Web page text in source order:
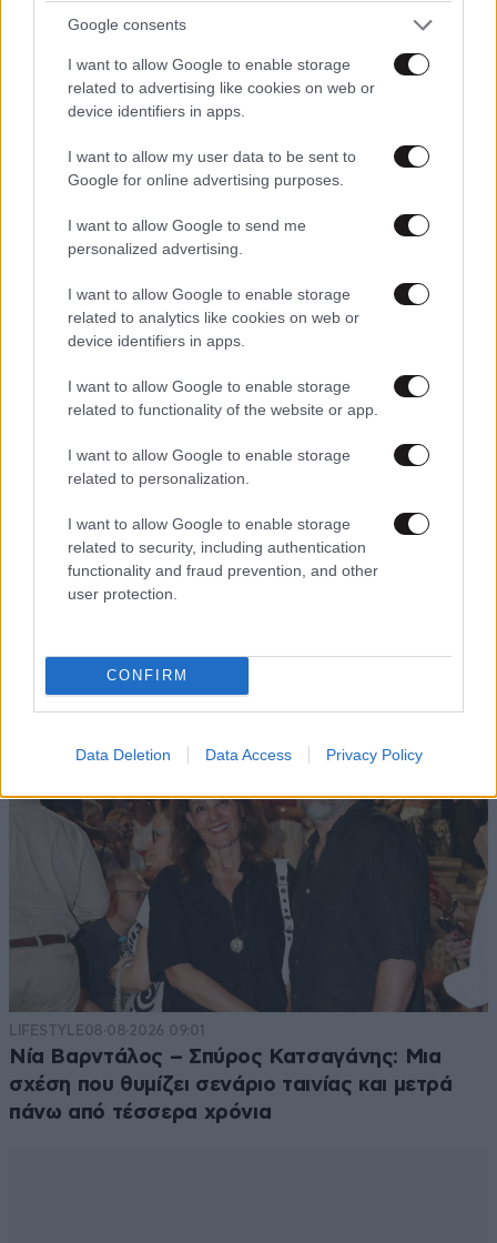
Google consents
I want to allow Google to enable storage
related to advertising like cookies on web or
device identifiers in apps.
I want to allow my user data to be sent to
Google for online advertising purposes.
I want to allow Google to send me
personalized advertising.
I want to allow Google to enable storage
related to analytics like cookies on web or
device identifiers in apps.
I want to allow Google to enable storage
related to functionality of the website or app.
I want to allow Google to enable storage
related to personalization.
I want to allow Google to enable storage
related to security, including authentication
functionality and fraud prevention, and other
user protection.
CONFIRM
Data Deletion Data Access Privacy Policy
παιδί... season tou ιζ λοαντινγ.....
Απαντήστε
Αντε να παντρευτείς... 05·05·2025 11:38
...να νοικοκυρευτείς, να κάνεις και κανα 2
κουτσούβελα και να μείνεις σπιτάκι σου μήπως και
Απαντήστε
...παριζιάνικη γαστρεντερίτιδα. Είναι που "χ.....κες" από
Απαντήστε
TRENDING
LIFESTYLE08·08·2026 09:01
Νία Βαρντάλος – Σπύρος Κατσαγάνης: Μια
σχέση που θυμίζει σενάριο ταινίας και μετρά
πάνω από τέσσερα χρόνια